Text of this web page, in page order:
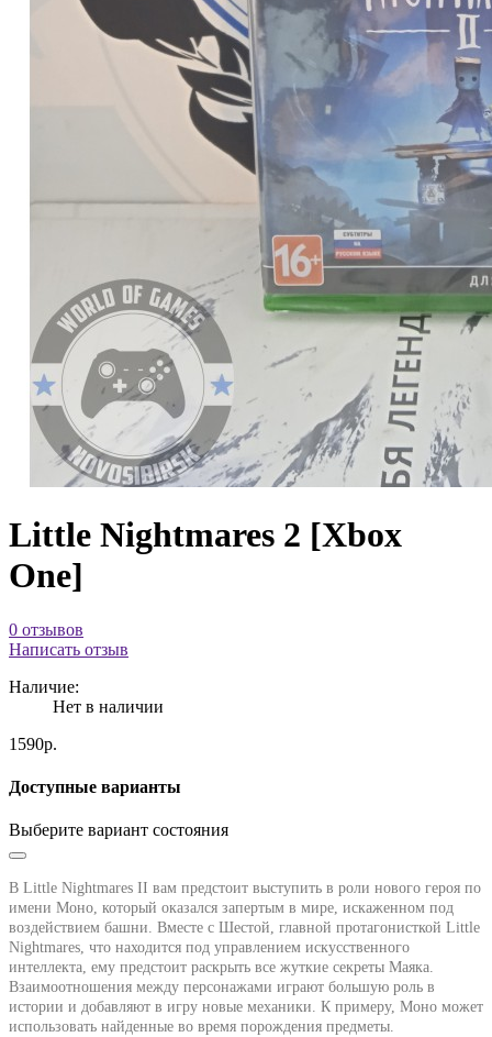
Little Nightmares 2 [Xbox
One]
0 отзывов
Написать отзыв
Наличие:
Нет в наличии
1590р.
Доступные варианты
Выберите вариант состояния
В Little Nightmares II вам предстоит выступить в роли нового героя по
имени Моно, который оказался запертым в мире, искаженном под
воздействием башни. Вместе с Шестой, главной протагонисткой Little
Nightmares, что находится под управлением искусственного
интеллекта, ему предстоит раскрыть все жуткие секреты Маяка.
Взаимоотношения между персонажами играют большую роль в
истории и добавляют в игру новые механики. К примеру, Моно может
использовать найденные во время порождения предметы.